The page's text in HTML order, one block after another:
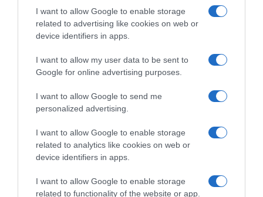
I want to allow Google to enable storage
related to advertising like cookies on web or
device identifiers in apps.
I want to allow my user data to be sent to
Google for online advertising purposes.
I want to allow Google to send me
personalized advertising.
I want to allow Google to enable storage
related to analytics like cookies on web or
device identifiers in apps.
I want to allow Google to enable storage
related to functionality of the website or app.
Biskvit mora biti potpuno hladan prije nanošenja kreme.* Za
intenzivniju aromu možete dodati još malo narandžine korice.*
Tortu je najbolje pripremiti dan ranije kako bi okus bio još bogatiji.
ZaključakOva torta predstavlja savršen spoj laganog čokoladnog
biskvita i nježne kreme obogaćene svježinom narandže.
Jednostavna je za pripremu, a rezultat izgleda i ima okus kao
desert iz vrhunske slastičarnice. Zahvaljujući kremastoj teksturi i
Bilo da je pripremate za posebnu priliku ili želite počastiti porodicu
nečim slatkim, ova torta sigurno će postati jedan od omiljenih
https://www.youtube.com/watch?v=VRQswVTKFro